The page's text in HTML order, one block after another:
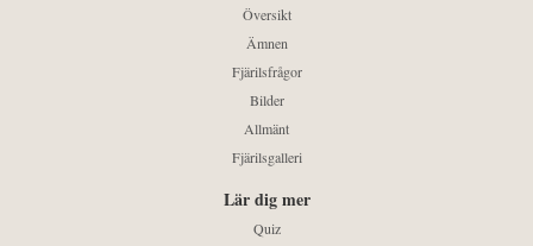
Översikt
Ämnen
Fjärilsfrågor
Bilder
Allmänt
Fjärilsgalleri
Lär dig mer
Quiz